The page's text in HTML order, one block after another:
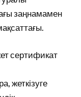
заңнамамен
сертификат
жеткізуге